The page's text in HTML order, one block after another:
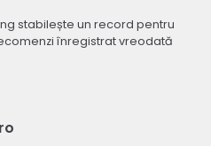
stabilește un record pentru
înregistrat vreodată